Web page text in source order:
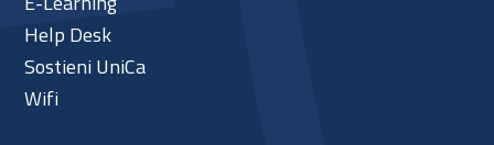
Help Desk
Sostieni UniCa
Wifi